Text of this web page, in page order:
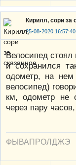
Кирилл, сори за
25-08-2020 16:57:40
Велосипед
и сохранился
одометр, на
велосипед)
км, одометр не
через пару
ФЫВАПРОЛДЖЭ